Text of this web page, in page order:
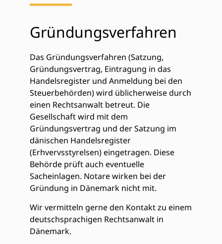
Gründungsverfahren
Das Gründungsverfahren (Satzung,
Gründungsvertrag, Eintragung in das
Handelsregister und Anmeldung bei den
Steuerbehörden) wird üblicherweise durch
einen Rechtsanwalt betreut. Die
Gesellschaft wird mit dem
Gründungsvertrag und der Satzung im
dänischen Handelsregister
(Erhvervsstyrelsen) eingetragen. Diese
Behörde prüft auch eventuelle
Sacheinlagen. Notare wirken bei der
Gründung in Dänemark nicht mit.
Wir vermitteln gerne den Kontakt zu einem
deutschsprachigen Rechtsanwalt in
Dänemark.